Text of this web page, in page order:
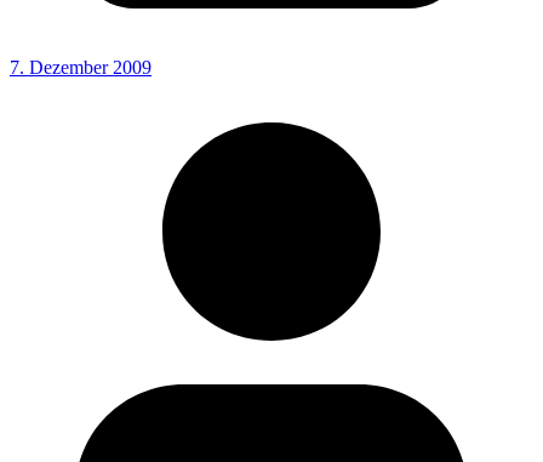
7. Dezember 2009